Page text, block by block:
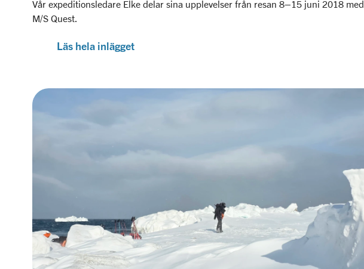
Vår expeditionsledare Elke delar sina upplevelser från resan 8–15 juni 2018 med
M/S Quest.
Läs hela inlägget